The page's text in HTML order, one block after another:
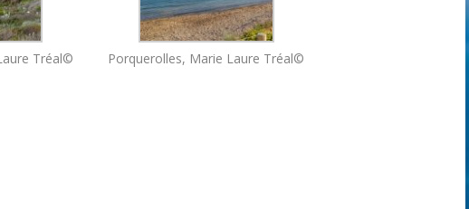
Tréal© Porquerolles, Marie Laure Tréal©